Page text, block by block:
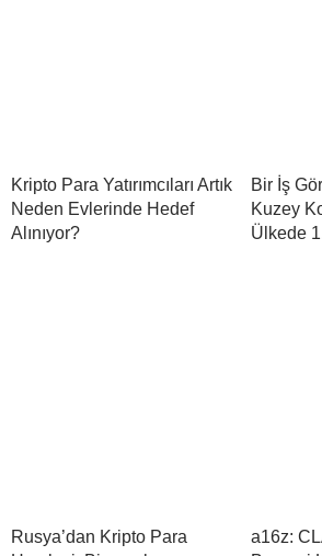
Kripto Para Yatırımcıları Artık
Neden Evlerinde Hedef
Alınıyor?
Bir İş
Kuzey
Ülkede
Rusya’dan Kripto Para
a16z: